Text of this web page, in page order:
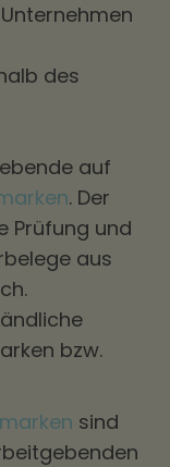
des
auf
. Der
Prüfung und
aus
bzw.
sind